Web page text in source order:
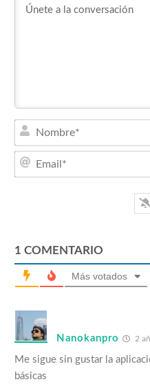
1 COMENTARIO
Más votados
Nanokanpro 2
Me sigue sin gustar la
básicas